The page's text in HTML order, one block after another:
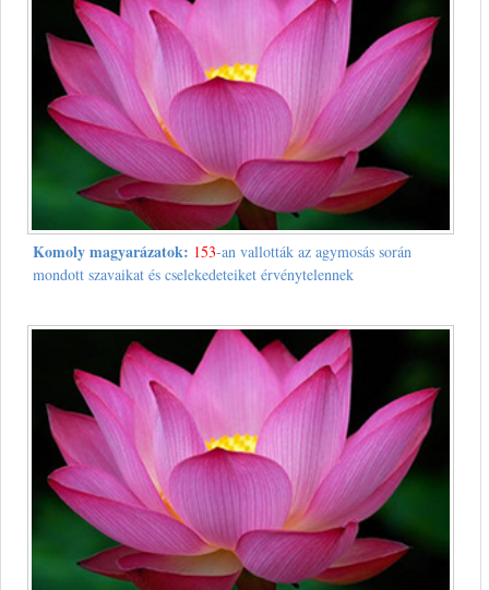
Komoly magyarázatok: 153-an vallották az agymosás során
mondott szavaikat és cselekedeteiket érvénytelennek